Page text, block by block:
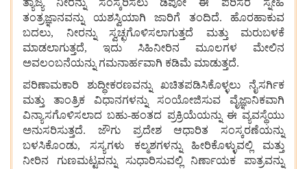
ತ್ಯಾಜ್ಯ ನೀರನ್ನು ಸಂಸ್ಕರಿಸಲು ಡಿಪೋ ಈ ಪರಿಸರ ಸ್ನೇಹಿ
ತಂತ್ರಜ್ಞಾನವನ್ನು ಯಶಸ್ವಿಯಾಗಿ ಜಾರಿಗೆ ತಂದಿದೆ. ಹೊರಹಾಕುವ
ಬದಲು, ನೀರನ್ನು ಸ್ವಚ್ಛಗೊಳಿಸಲಾಗುತ್ತದೆ ಮತ್ತು ಮರುಬಳಕೆ
ಮಾಡಲಾಗುತ್ತದೆ, ಇದು ಸಿಹಿನೀರಿನ ಮೂಲಗಳ ಮೇಲಿನ
ಅವಲಂಬನೆಯನ್ನು ಗಮನಾರ್ಹವಾಗಿ ಕಡಿಮೆ ಮಾಡುತ್ತದೆ.
ಪರಿಣಾಮಕಾರಿ ಶುದ್ಧೀಕರಣವನ್ನು ಖಚಿತಪಡಿಸಿಕೊಳ್ಳಲು ನೈಸರ್ಗಿಕ
ಮತ್ತು ತಾಂತ್ರಿಕ ವಿಧಾನಗಳನ್ನು ಸಂಯೋಜಿಸುವ ವೈಜ್ಞಾನಿಕವಾಗಿ
ವಿನ್ಯಾಸಗೊಳಿಸಲಾದ ಬಹು-ಹಂತದ ಪ್ರಕ್ರಿಯೆಯನ್ನು ಈ ವ್ಯವಸ್ಥೆಯು
ಅನುಸರಿಸುತ್ತದೆ. ಜೌಗು ಪ್ರದೇಶ ಆಧಾರಿತ ಸಂಸ್ಕರಣೆಯನ್ನು
ಬಳಸಿಕೊಂಡು, ಸಸ್ಯಗಳು ಕಲ್ಮಶಗಳನ್ನು ಹೀರಿಕೊಳ್ಳುವಲ್ಲಿ ಮತ್ತು
ನೀರಿನ ಗುಣಮಟ್ಟವನ್ನು ಸುಧಾರಿಸುವಲ್ಲಿ ನಿರ್ಣಾಯಕ ಪಾತ್ರವನ್ನು